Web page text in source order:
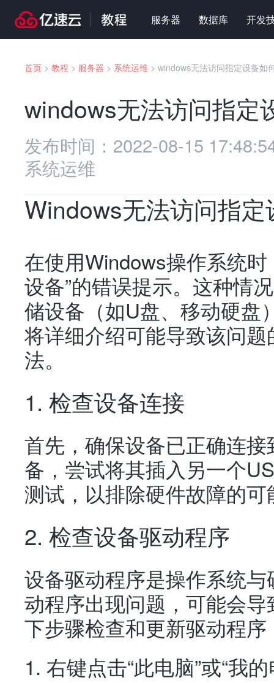
服务器 数据库 开发
首页 > 教程 > 服务器 > 系统运维 > windows无法访问指定设备如
windows无法访问指定
发布时间： 2022-08-15
系统运维
Windows无法访问指
在使用Windows操作系统
设备”的错误提示。这种情
储设备（如U盘、移动硬盘
将详细介绍可能导致该问
法。
1. 检查设备连接
首先，确保设备已正确连
备，尝试将其插入另一个
测试，以排除硬件故障的可
2. 检查设备驱动程序
设备驱动程序是操作系统
动程序出现问题，可能会
下步骤检查和更新驱动程序
右键点击“此电脑”或“我